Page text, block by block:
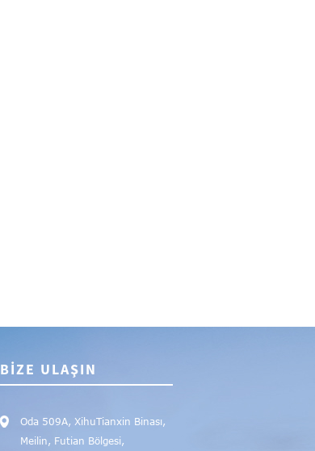
BIZE ULAŞIN
Oda 509A, XihuTianxin Binası,
Meilin, Futian Bölgesi,